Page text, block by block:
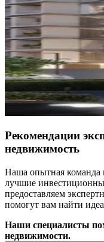
Рекомендации
недвижимость
Наша опытная команда
лучшие
предоставляем
помогут вам найти
Наши специалисты
недвижимости.